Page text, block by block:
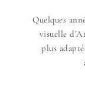
Quelques
visuelle
plus